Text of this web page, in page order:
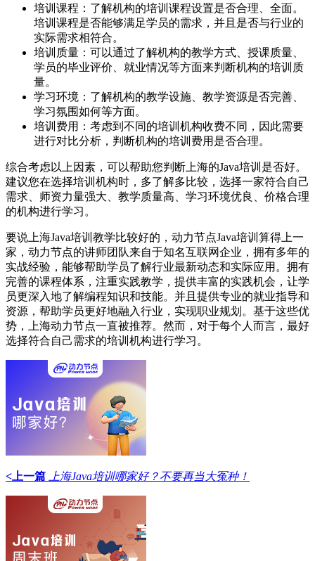
培训课程：了解机构的培训课程设置是否合理、全面。
培训课程是否能够满足学员的需求，并且是否与行业的
实际需求相符合。
培训质量：可以通过了解机构的教学方式、授课质量、
学员的毕业评价、就业情况等方面来判断机构的培训质
量。
学习环境：了解机构的教学设施、教学资源是否完善、
学习氛围如何等方面。
培训费用：考虑到不同的培训机构收费不同，因此需要
进行对比分析，判断机构的培训费用是否合理。
综合考虑以上因素，可以帮助您判断上海的Java培训是否好。
建议您在选择培训机构时，多了解多比较，选择一家符合自己
需求、师资力量强大、教学质量高、学习环境优良、价格合理
的机构进行学习。
要说上海Java培训教学比较好的，动力节点Java培训算得上一
家，动力节点的讲师团队来自于知名互联网企业，拥有多年的
实战经验，能够帮助学员了解行业最新动态和实际应用。拥有
完善的课程体系，注重实践教学，提供丰富的实践机会，让学
员更深入地了解编程知识和技能。并且提供专业的就业指导和
资源，帮助学员更好地融入行业，实现职业规划。基于这些优
势，上海动力节点一直被推荐。然而，对于每个人而言，最好
选择符合自己需求的培训机构进行学习。
<上一篇 上海Java培训哪家好？不要再当大冤种！